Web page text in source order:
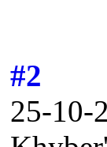
#2
25-10-